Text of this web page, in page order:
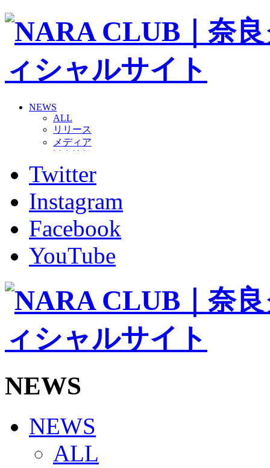
NEWS
ALL
リリース
メディア
グッズ
ファンコミュニティ
ホームタウン
コラム
その他
TEAM
2026/27トップチーム
2026/27トップチームスタッフ
バモス
チアダンススクール
ボランティアチーム「volundeer」
ビクトリーロード
HOMEGAME
観戦ルール＆マナー
Jリーグ運営管理規定
写真・動画使用ガイドライン
SCHEDULE
2026/27
練習見学時のファンサービスについて
TICKET
奈良クラブ明治安田J3リーグ2026/27シーズン試
Twitter
Instagram
Facebook
YouTube
NEWS
NEWS
ALL